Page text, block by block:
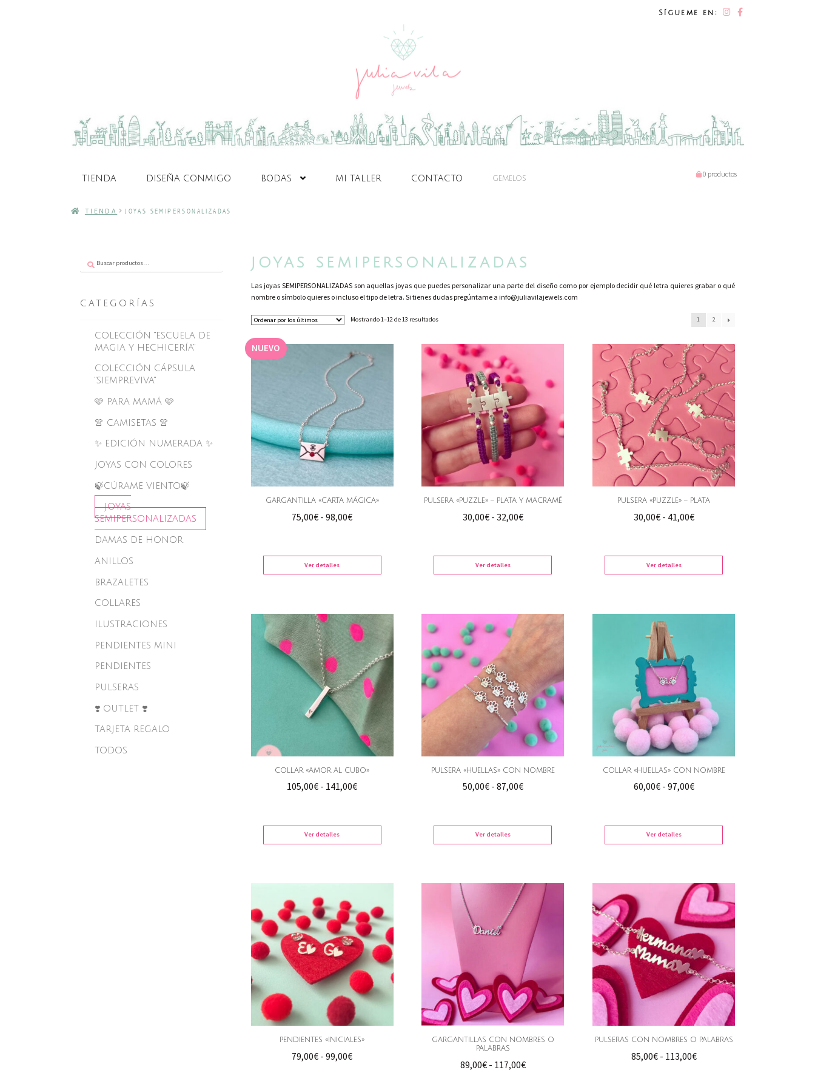
Sígueme en:
TIENDA DISEÑA CONMIGO BODAS MI TALLER CONTACTO GEMELOS
0 productos
TIENDA JOYAS SEMIPERSONALIZADAS
por:
CATEGORÍAS
COLECCIÓN "ESCUELA DE
MAGIA Y HECHICERÍA"
COLECCIÓN CÁPSULA
"SIEMPREVIVA"
🩷 PARA MAMÁ 🩷
👚 CAMISETAS 👚
✨ EDICIÓN NUMERADA ✨
JOYAS CON COLORES
🍃CÚRAME VIENTO🍃
JOYAS
SEMIPERSONALIZADAS
DAMAS DE HONOR
ANILLOS
BRAZALETES
COLLARES
ILUSTRACIONES
PENDIENTES MINI
PENDIENTES
PULSERAS
❣️ OUTLET ❣️
TARJETA REGALO
TODOS
JOYAS SEMIPERSONALIZADAS
Las joyas SEMIPERSONALIZADAS son aquellas joyas que puedes personalizar una parte del diseño como por ejemplo decidir qué letra quieres grabar o qué
nombre o símbolo quieres o incluso el tipo de letra. Si tienes dudas pregúntame a info@juliavilajewels.com
Mostrando 1–12 de 13 resultadosOrdenado
últimos
1 2
NUEVO
GARGANTILLA «CARTA MÁGICA»
75,00€ - 98,00€Rango
75,00€
Ver detalles
PULSERA «PUZZLE» – PLATA Y MACRAMÉ
30,00€ - 32,00€Rango
30,00€
Ver detalles
PULSERA «PUZZLE» – PLATA
30,00€ - 41,00€Rango
30,00€
Ver detalles
COLLAR «AMOR AL CUBO»
105,00€ - 141,00€Rango
105,00€
Ver detalles
PULSERA «HUELLAS» CON NOMBRE
50,00€ - 87,00€Rango
50,00€
Ver detalles
COLLAR «HUELLAS» CON NOMBRE
60,00€ - 97,00€Rango
60,00€
Ver detalles
PENDIENTES «INICIALES»
79,00€ - 99,00€Rango
GARGANTILLAS CON NOMBRES O
PALABRAS
89,00€ - 117,00€Rango
PULSERAS CON NOMBRES O PALABRAS
85,00€ - 113,00€Rango